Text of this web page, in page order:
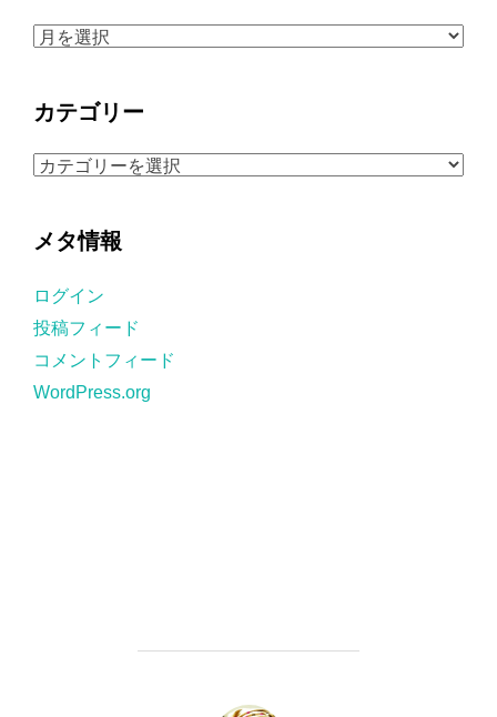
ア
ブ
カテゴリー
カ
ー
メタ情報
ログイン
投稿フィード
コメントフィード
WordPress.org